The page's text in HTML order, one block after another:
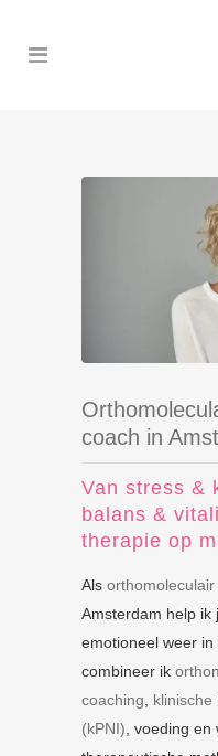
coach in
Van stress &
balans &
therapie op
Als
Amsterdam help ik
emotioneel weer
combineer ik
coaching
klinische
(kPNI) , voeding